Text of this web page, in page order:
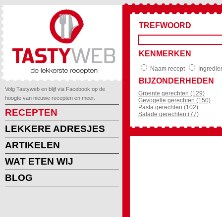
Volg Tastyweb en blijf via Facebook op de
hoogte van nieuwe recepten en meer.
RECEPTEN
LEKKERE ADRESJES
ARTIKELEN
WAT ETEN WIJ
BLOG
TREFWOORD
KENMERKEN
Naam recept
BIJZONDERHEDEN
Groente gerechten (129)
Gevogelte gerechten (150)
Pasta gerechten (102)
Salade gerechten (77)